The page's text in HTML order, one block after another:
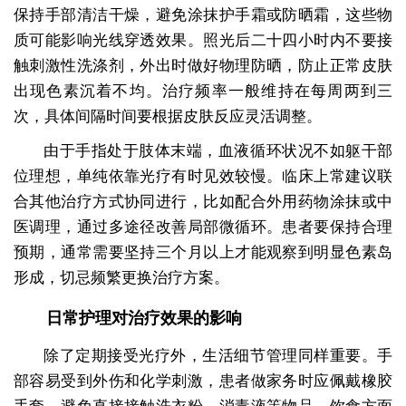
保持手部清洁干燥，避免涂抹护手霜或防晒霜，这些物
质可能影响光线穿透效果。照光后二十四小时内不要接
触刺激性洗涤剂，外出时做好物理防晒，防止正常皮肤
出现色素沉着不均。治疗频率一般维持在每周两到三
次，具体间隔时间要根据皮肤反应灵活调整。
由于手指处于肢体末端，血液循环状况不如躯干部
位理想，单纯依靠光疗有时见效较慢。临床上常建议联
合其他治疗方式协同进行，比如配合外用药物涂抹或中
医调理，通过多途径改善局部微循环。患者要保持合理
预期，通常需要坚持三个月以上才能观察到明显色素岛
形成，切忌频繁更换治疗方案。
日常护理对治疗效果的影响
除了定期接受光疗外，生活细节管理同样重要。手
部容易受到外伤和化学刺激，患者做家务时应佩戴橡胶